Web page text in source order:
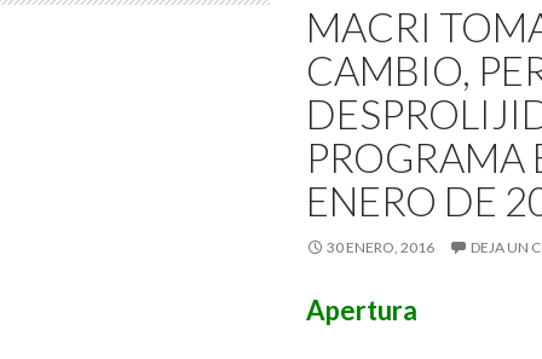
MACRI
CAMBIO,
ENERO DE
30 ENERO, 2016 DEJA UN
Apertura